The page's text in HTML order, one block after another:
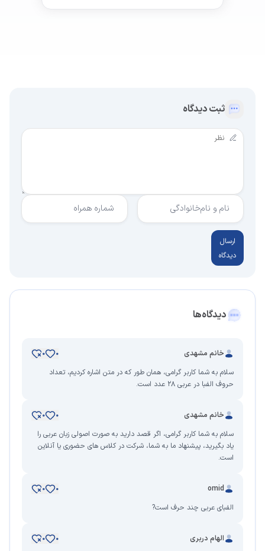
ثبت دیدگاه
نام و نام‌خانوادگی شماره همراه
ارسال
دیدگاه
دیدگاه‌ها
خانم مشهدی 0
0
سلام به شما کاربر گرامی، همان طور که در متن اشاره کردیم، تعداد
حروف الفبا در عربی ۲۸ عدد است.
خانم مشهدی 0
0
سلام به شما کاربر گرامی، اگر قصد دارید به صورت اصولی زبان عربی را
یاد بگیرید، پیشنهاد ما به شما، شرکت در کلاس های حضوری یا آنلاین
است.
omid
0
0
الفبای عربی چند حرف است?
الهام دربری 0
0